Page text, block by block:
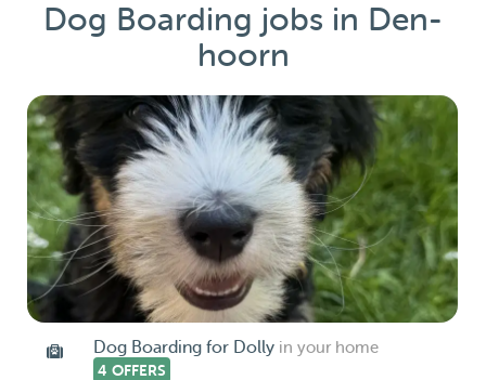
Dog Boarding jobs in Den-
hoorn
Dog Boarding for Dolly in your home
4 OFFERS